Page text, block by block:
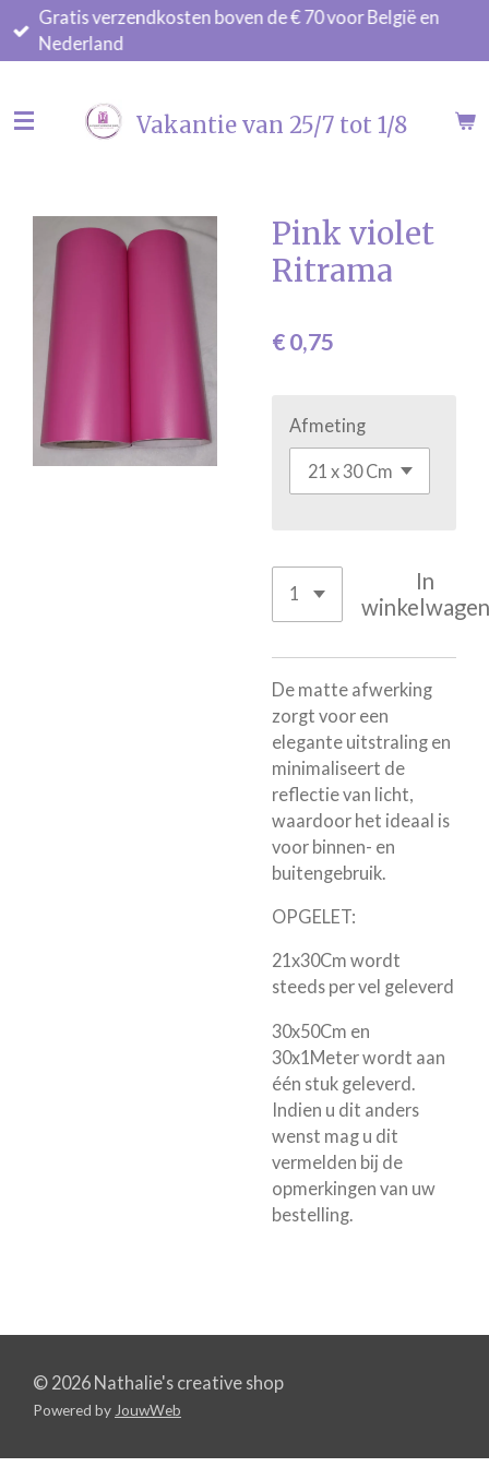
Ga
direct
hoofdinhoud
Gratis verzendkosten boven de € 70 voor België en
Nederland
Vakantie van 25/7 tot 1/8
Pink violet
Ritrama
€ 0,75
Afmeting
In
winkelwagen
De matte afwerking
zorgt voor een
elegante uitstraling en
minimaliseert de
reflectie van licht,
waardoor het ideaal is
voor binnen- en
buitengebruik.
OPGELET:
21x30Cm wordt
steeds per vel geleverd
30x50Cm en
30x1Meter wordt aan
één stuk geleverd.
Indien u dit anders
wenst mag u dit
vermelden bij de
opmerkingen van uw
bestelling.
© 2026 Nathalie's creative shop
Powered byJouwWeb